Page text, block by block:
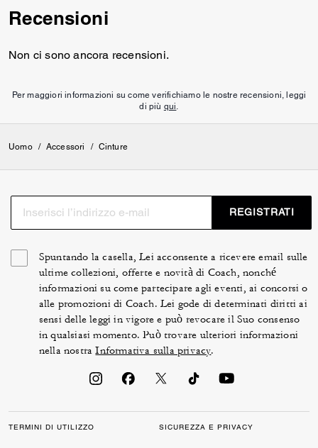
Recensioni
Non ci sono ancora recensioni.
Per maggiori informazioni su come verifichiamo le nostre recensioni, leggi
di più qui
Uomo / Accessori / Cinture
REGISTRATI
Spuntando la casella, Lei acconsente a ricevere email sulle
ultime collezioni, offerte e novità di Coach, nonché
informazioni su come partecipare agli eventi, ai concorsi o
alle promozioni di Coach. Lei gode di determinati diritti ai
sensi delle leggi in vigore e può revocare il Suo consenso
in qualsiasi momento. Può trovare ulteriori informazioni
nella nostraInformativa sulla privacy.
TERMINI DI UTILIZZO SICUREZZA E PRIVACY